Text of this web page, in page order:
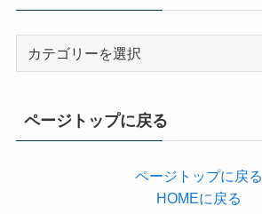
ページトップに戻る
ページトップに戻る
HOMEに戻る